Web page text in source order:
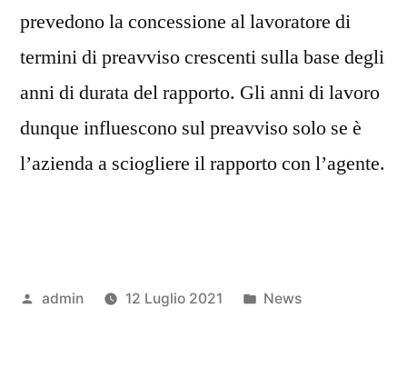
prevedono la concessione al lavoratore di
termini di preavviso crescenti sulla base degli
anni di durata del rapporto. Gli anni di lavoro
dunque influescono sul preavviso solo se è
l’azienda a sciogliere il rapporto con l’agente.
Pubblicato
admin 12 Luglio 2021
Pubblicato
News